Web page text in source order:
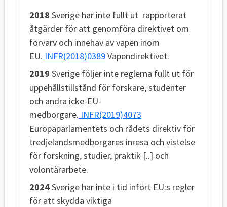
2018 Sverige har inte fullt ut rapporterat
åtgärder för att genomföra direktivet om
förvärv och innehav av vapen inom
EU. INFR(2018)0389Vapendirektivet.
2019 Sverige följer inte reglerna fullt ut för
uppehållstillstånd för forskare, studenter
och andra icke-EU-
medborgare. INFR(2019)4073
Europaparlamentets och rådets direktiv för
tredjelandsmedborgares inresa och vistelse
för forskning, studier, praktik [..] och
volontärarbete.
2024Sverige har inte i tid infört EU:s regler
för att skydda viktiga